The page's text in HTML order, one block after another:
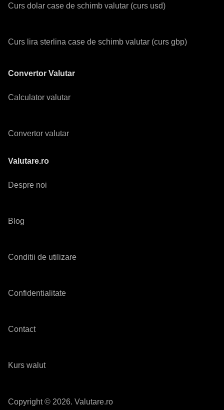
Curs dolar case de schimb valutar (curs usd)
Curs lira sterlina case de schimb valutar (curs gbp)
Convertor Valutar
Calculator valutar
Convertor valutar
Valutare.ro
Despre noi
Blog
Conditii de utilizare
Confidentialitate
Contact
Kurs walut
Copyright © 2026. Valutare.ro